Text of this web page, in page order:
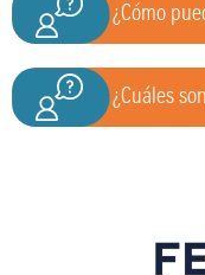
¿Cómo
¿Cuáles